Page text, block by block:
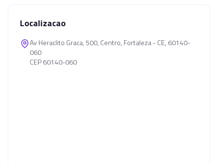
Localizacao
Av Heraclito Graca, 500, Centro, Fortaleza - CE, 60140-
060
CEP 60140-060